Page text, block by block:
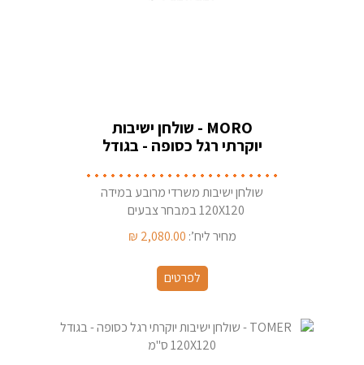
MORO - שולחן ישיבות
יוקרתי רגל כסופה - בגודל
שולחן ישיבות משרדי מרובע במידה
120X120 במבחר צבעים
מחיר ליח’: 2,080.00
₪
לפרטים